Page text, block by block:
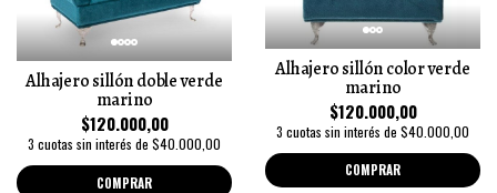
Alhajero sillón doble verde
marino
$120.000,00
3 cuotas sin interés de $40.000,00
COMPRAR
Alhajero sillón color verde
marino
$120.000,00
3 cuotas sin interés de $40.000,00
COMPRAR